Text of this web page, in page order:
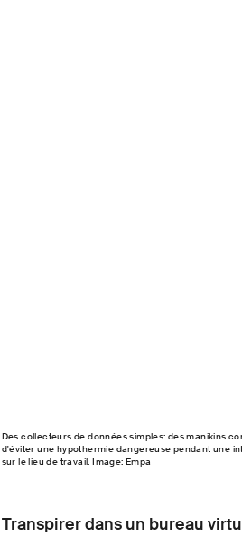
Des collecteurs de données simples: des manikins
d'éviter une hypothermie dangereuse pendant une
sur le lieu de travail. Image: Empa
Transpirer dans un bureau